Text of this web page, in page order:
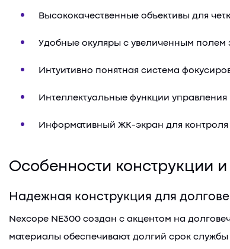
Высококачественные объективы для
Удобные окуляры с увеличенным полем
Интуитивно понятная система
Интеллектуальные функции управления
Информативный ЖК-экран для контроля
Особенности конструкции
Надежная конструкция для
Nexcope NE300 создан с акцентом на
материалы обеспечивают долгий срок службы